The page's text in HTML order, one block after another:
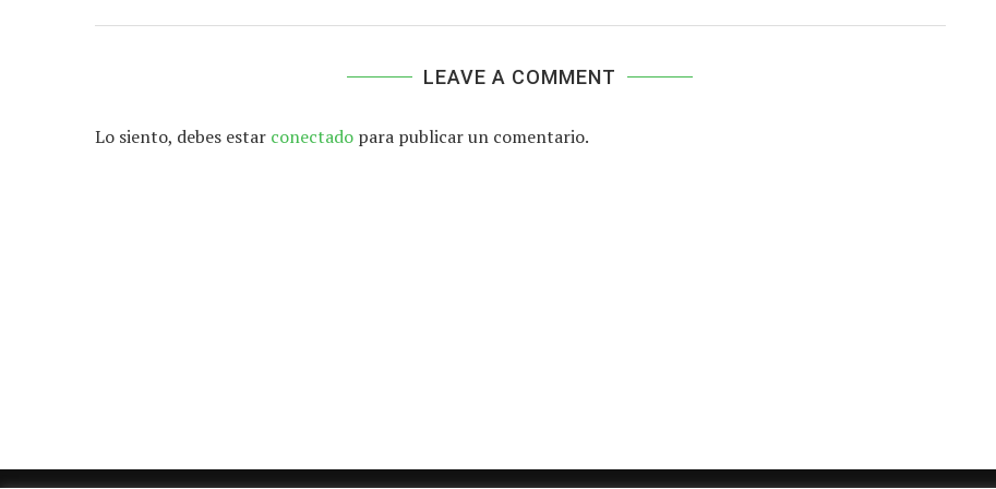
LEAVE A COMMENT
Lo siento, debes estar conectado para publicar un comentario.